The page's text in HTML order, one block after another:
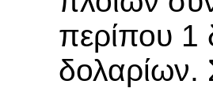
περίπου 1
δολαρίων.